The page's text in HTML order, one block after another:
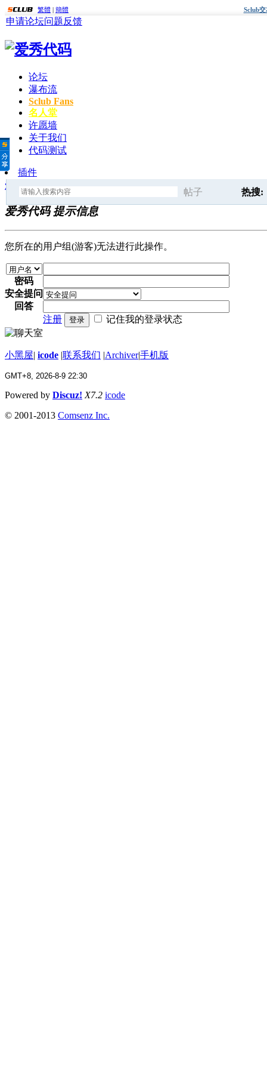
繁體 | 簡體 Sclub
申请论坛问题反馈
论坛
瀑布流
Sclub Fans
名人堂
许愿墙
关于我们
代码测试
插件
帖子
热搜:
爱秀代
爱秀代码
爱秀代码 提示信息
您所在的用户组(游客)无法进行此操作。
密码
安全提问
回答
注册
登录 记住我的登录状态
小黑屋| icode |联系我们 |Archiver|手机版
GMT+8, 2026-8-9 22:30
Powered by Discuz! X7.2 icode
© 2001-2013 Comsenz Inc.